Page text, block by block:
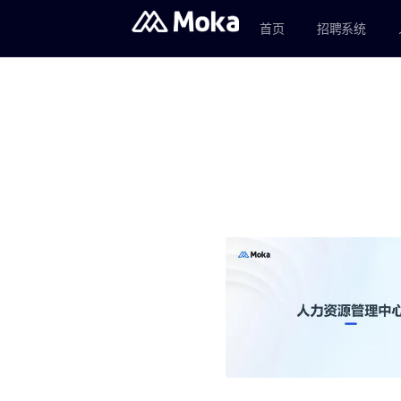
首页 招聘系统